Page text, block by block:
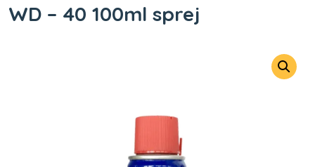
WD – 40 100ml sprej